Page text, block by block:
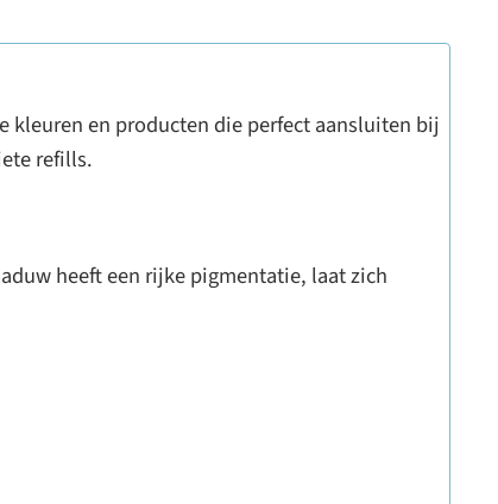
en producten die perfect aansluiten bij
refills.
heeft een rijke pigmentatie, laat zich